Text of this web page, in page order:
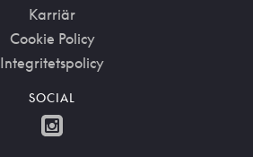
Karriär
Cookie Policy
Integritetspolicy
SOCIAL